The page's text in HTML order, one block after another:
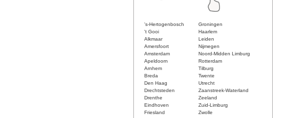
's-Hertogenbosch
Groningen
't Gooi
Haarlem
Alkmaar
Leiden
Amersfoort
Nijmegen
Amsterdam
Noord-Midden Limburg
Apeldoorn
Rotterdam
Arnhem
Tilburg
Breda
Twente
Den Haag
Utrecht
Drechtsteden
Zaanstreek-Waterland
Drenthe
Zeeland
Eindhoven
Zuid-Limburg
Friesland
Zwolle